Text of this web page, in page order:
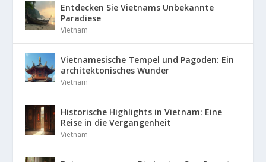
Entdecken Sie Vietnams Unbekannte
Paradiese
Vietnam
Vietnamesische Tempel und Pagoden: Ein
architektonisches Wunder
Vietnam
Historische Highlights in Vietnam: Eine
Reise in die Vergangenheit
Vietnam